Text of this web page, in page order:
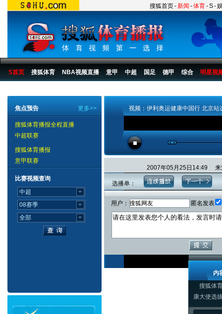
搜狐首页-新闻 -体育-S-
S首页 搜狐体育 NBA视频直播 意甲 中超 国足 德甲 综合 明星视
更多>>
焦点预告
搜狐体育播报全程直播
中超联赛
搜狐体育播报
意甲联赛
比赛视频查询
视频：伊利奥运健康中国行 北京站
2007年05月25日14:49
选播单：
用户： 匿名发表
内
搜狐体
康大使选